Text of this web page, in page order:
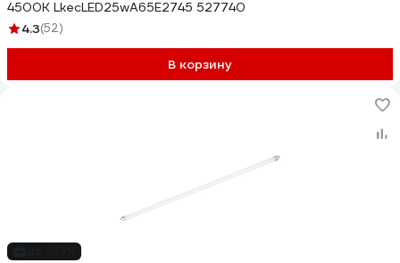
4500К LkecLED25wA65E2745 527740
4.3(52)
В корзину